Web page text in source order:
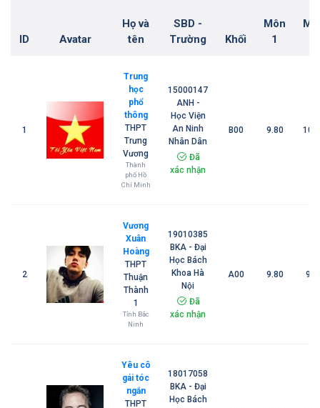
ID Avatar
Họ và
tên
SBD -
Trường
Khối
Môn
1
1
Trung
học
phổ
thông
THPT
Trưng
Vương
Thành
phố Hồ
Chí Minh
15000147
ANH -
Học Viện
An Ninh
Nhân Dân
Đã
xác nhận
B00 9.80
2
Vương
Xuân
Hoàng
THPT
Thuận
Thành
1
Tỉnh Bắc
Ninh
19010385
BKA - Đại
Học Bách
Khoa Hà
Nội
Đã
xác nhận
A00 9.80
Yêu cô
gái tóc
ngắn
THPT
18017058
BKA - Đại
Học Bách